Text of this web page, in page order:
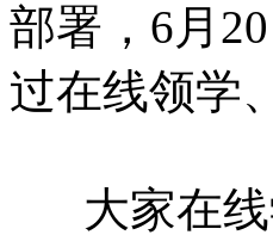
部署，6月
过在线领学
大家在线